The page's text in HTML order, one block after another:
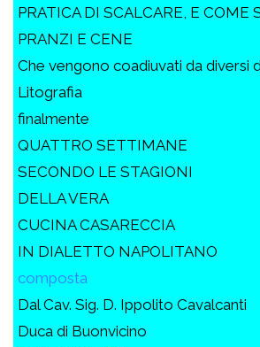
PRATICA DI SCALCARE, E COME
PRANZI E CENE
Che vengono coadiuvati da diversi
Litografia
finalmente
QUATTRO SETTIMANE
SECONDO LE STAGIONI
DELLA VERA
CUCINA CASARECCIA
IN DIALETTO NAPOLITANO
composta
Dal Cav. Sig. D. Ippolito Cavalcanti
Duca di Buonvicino